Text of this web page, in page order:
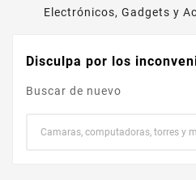
Electrónicos, Gadgets y
Disculpa por los
Buscar de nuevo